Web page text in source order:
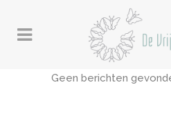
Geen berichten